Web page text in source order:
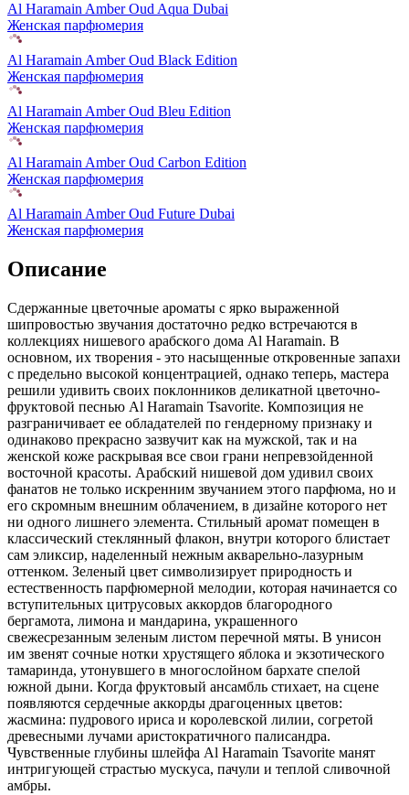
Al Haramain Amber Oud Aqua Dubai
Женская парфюмерия
Al Haramain Amber Oud Black Edition
Женская парфюмерия
Al Haramain Amber Oud Bleu Edition
Женская парфюмерия
Al Haramain Amber Oud Carbon Edition
Женская парфюмерия
Al Haramain Amber Oud Future Dubai
Женская парфюмерия
Описание
Сдержанные цветочные ароматы с ярко выраженной
шипровостью звучания достаточно редко встречаются в
коллекциях нишевого арабского дома Al Haramain. В
основном, их творения - это насыщенные откровенные запахи
с предельно высокой концентрацией, однако теперь, мастера
решили удивить своих поклонников деликатной цветочно-
фруктовой песнью Al Haramain Tsavorite. Композиция не
разграничивает ее обладателей по гендерному признаку и
одинаково прекрасно зазвучит как на мужской, так и на
женской коже раскрывая все свои грани непревзойденной
восточной красоты. Арабский нишевой дом удивил своих
фанатов не только искренним звучанием этого парфюма, но и
его скромным внешним облачением, в дизайне которого нет
ни одного лишнего элемента. Стильный аромат помещен в
классический стеклянный флакон, внутри которого блистает
сам эликсир, наделенный нежным акварельно-лазурным
оттенком. Зеленый цвет символизирует природность и
естественность парфюмерной мелодии, которая начинается со
вступительных цитрусовых аккордов благородного
бергамота, лимона и мандарина, украшенного
свежесрезанным зеленым листом перечной мяты. В унисон
им звенят сочные нотки хрустящего яблока и экзотического
тамаринда, утонувшего в многослойном бархате спелой
южной дыни. Когда фруктовый ансамбль стихает, на сцене
появляются сердечные аккорды драгоценных цветов:
жасмина: пудрового ириса и королевской лилии, согретой
древесными лучами аристократичного палисандра.
Чувственные глубины шлейфа Al Haramain Tsavorite манят
интригующей страстью мускуса, пачули и теплой сливочной
амбры.